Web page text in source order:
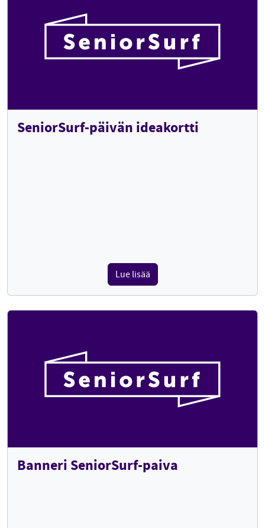
SeniorSurf-päivän ideakortti
Lue lisää
Banneri SeniorSurf-paiva